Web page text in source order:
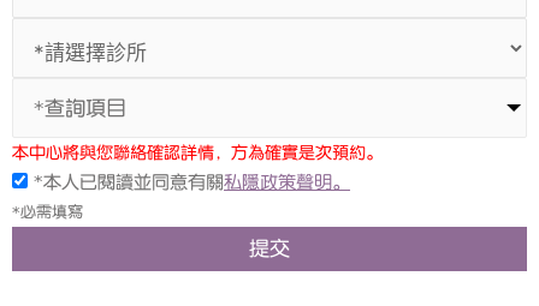
*查詢項目
本中心將與您聯絡確認詳情，方為確實是次預約。
*本人已閱讀並同意有關私隱政策聲明。
*必需填寫
提交